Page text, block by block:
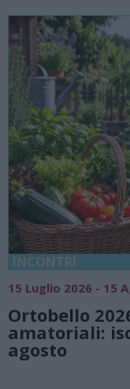
INCONTRI
15 Luglio 2026 - 15
Ortobello
amatoriali:
agosto